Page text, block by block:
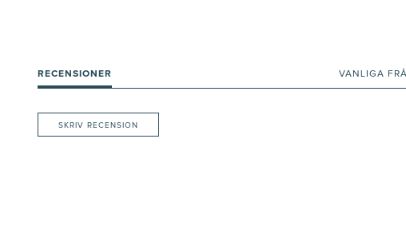
RECENSIONER VANLIGA
SKRIV RECENSION